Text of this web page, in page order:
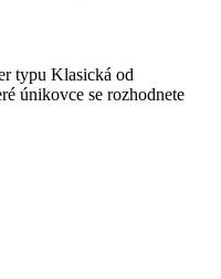
typu Klasická od
únikovce se rozhodnete